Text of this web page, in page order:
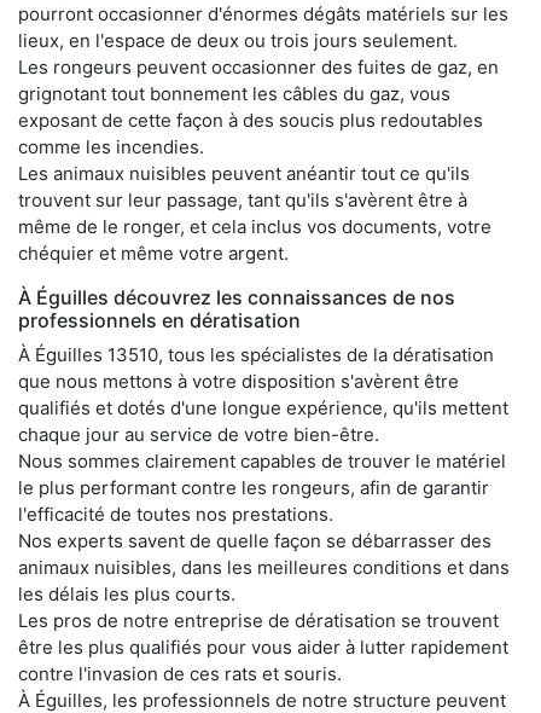
pourront occasionner d'énormes dégâts matériels sur les
lieux, en l'espace de deux ou trois jours seulement.
Les rongeurs peuvent occasionner des fuites de gaz, en
grignotant tout bonnement les câbles du gaz, vous
exposant de cette façon à des soucis plus redoutables
comme les incendies.
Les animaux nuisibles peuvent anéantir tout ce qu'ils
trouvent sur leur passage, tant qu'ils s'avèrent être à
même de le ronger, et cela inclus vos documents, votre
chéquier et même votre argent.
À Éguilles découvrez les connaissances de nos
professionnels en dératisation
À Éguilles 13510, tous les spécialistes de la dératisation
que nous mettons à votre disposition s'avèrent être
qualifiés et dotés d'une longue expérience, qu'ils mettent
chaque jour au service de votre bien-être.
Nous sommes clairement capables de trouver le matériel
le plus performant contre les rongeurs, afin de garantir
l'efficacité de toutes nos prestations.
Nos experts savent de quelle façon se débarrasser des
animaux nuisibles, dans les meilleures conditions et dans
les délais les plus courts.
Les pros de notre entreprise de dératisation se trouvent
être les plus qualifiés pour vous aider à lutter rapidement
contre l'invasion de ces rats et souris.
À Éguilles, les professionnels de notre structure peuvent